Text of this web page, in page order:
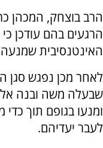
הרב בוצחק, המכהן
הרגעים בהם עודכן
האינטנסיבית
לאחר מכן נפגש סגן
שבעלה משה ובנה
ומנעו בגופם תוך
לעבר יעדיהם.